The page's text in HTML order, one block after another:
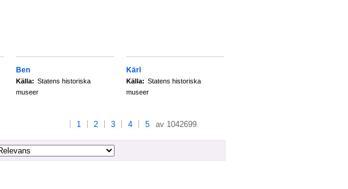
Ben
Källa: Statens historiska
museer
Kärl
Källa: Statens historiska
museer
1 2 3 4 5 av 1042699